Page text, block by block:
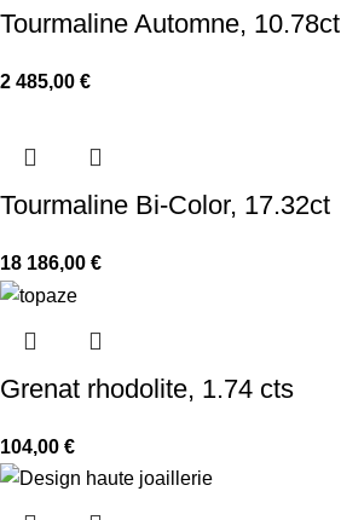
Tourmaline Automne, 10.78ct
2 485,00 €
Tourmaline Bi-Color, 17.32ct
18 186,00 €
Grenat rhodolite, 1.74 cts
104,00 €